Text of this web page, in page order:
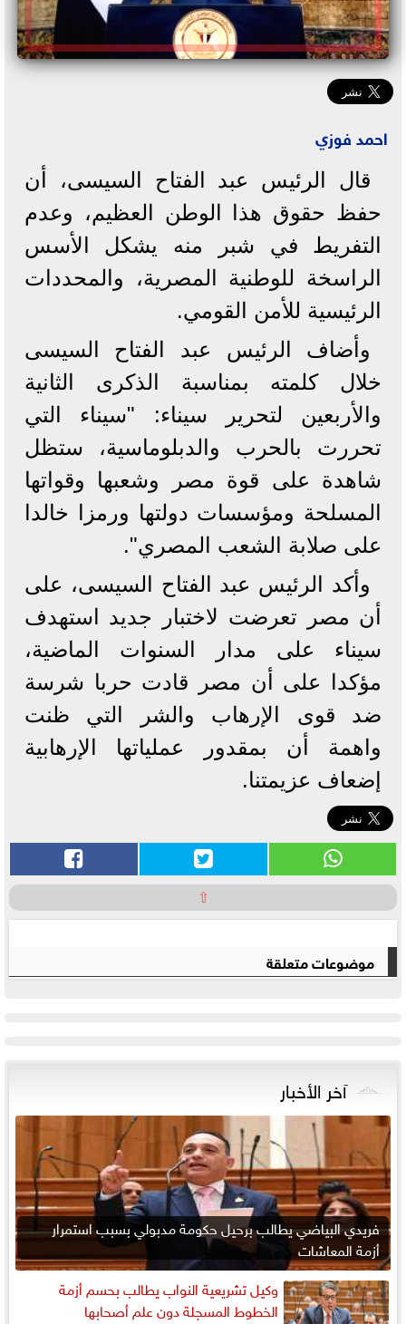
احمد فوزي
قال الرئيس عبد الفتاح السيسى، أن
حفظ حقوق هذا الوطن العظيم، وعدم
التفريط في شبر منه يشكل الأسس
الراسخة للوطنية المصرية، والمحددات
الرئيسية للأمن القومي.
وأضاف الرئيس عبد الفتاح السيسى
خلال كلمته بمناسبة الذكرى الثانية
والأربعين لتحرير سيناء: "سيناء التي
تحررت بالحرب والدبلوماسية، ستظل
شاهدة على قوة مصر وشعبها وقواتها
المسلحة ومؤسسات دولتها ورمزا خالدا
على صلابة الشعب المصري".
وأكد الرئيس عبد الفتاح السيسى، على
أن مصر تعرضت لاختبار جديد استهدف
سيناء على مدار السنوات الماضية،
مؤكدا على أن مصر قادت حربا شرسة
ضد قوى الإرهاب والشر التي ظنت
واهمة أن بمقدور عملياتها الإرهابية
إضعاف عزيمتنا.
⇧
موضوعات متعلقة
آخر الأخبار
فريدي البياضي يطالب برحيل حكومة مدبولي بسبب استمرار
أزمة المعاشات
وكيل تشريعية النواب يطالب بحسم أزمة
الخطوط المسجلة دون علم أصحابها